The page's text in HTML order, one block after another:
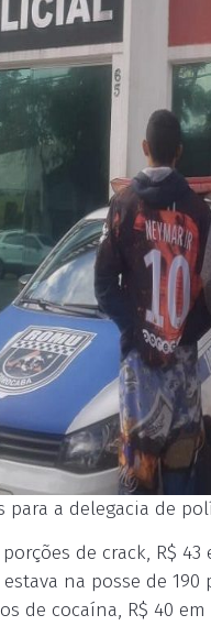
a delegacia de
de crack, R$
na posse de
de cocaína, R$ 40